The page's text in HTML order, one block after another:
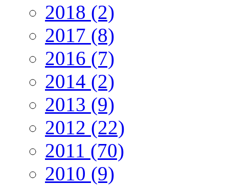
2018 (2)
2017 (8)
2016 (7)
2014 (2)
2013 (9)
2012 (22)
2011 (70)
2010 (9)